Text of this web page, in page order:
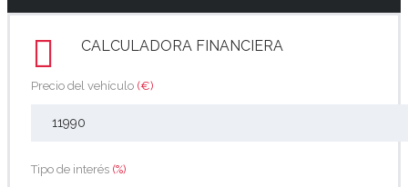
CALCULADORA FINANCIERA
Precio del vehículo (€)
Tipo de interés (%)